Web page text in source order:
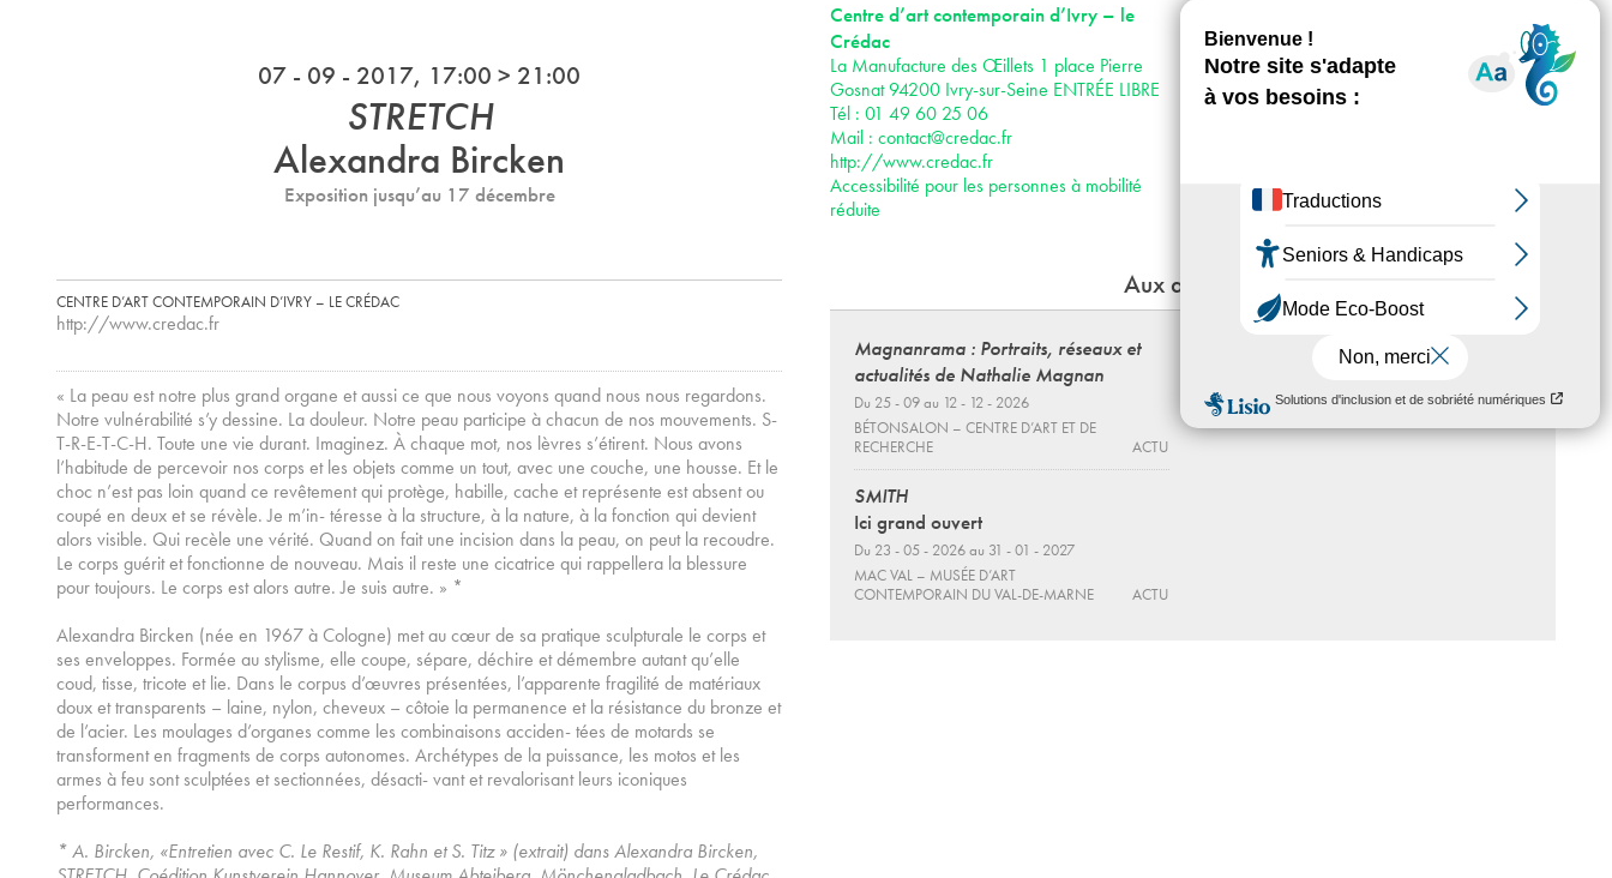
07 - 09 - 2017, 17:00 > 21:00
STRETCH
Alexandra Bircken
Exposition jusqu’au 17 décembre
CENTRE D’ART CONTEMPORAIN D’IVRY – LE CRÉDAC
http://www.credac.fr
« La peau est notre plus grand organe et aussi ce que nous voyons quand nous nous regardons.
Notre vulnérabilité s’y dessine. La douleur. Notre peau participe à chacun de nos mouvements. S-
T-R-E-T-C-H. Toute une vie durant. Imaginez. À chaque mot, nos lèvres s’étirent. Nous avons
l’habitude de percevoir nos corps et les objets comme un tout, avec une couche, une housse. Et le
choc n’est pas loin quand ce revêtement qui protège, habille, cache et représente est absent ou
coupé en deux et se révèle. Je m’in- téresse à la structure, à la nature, à la fonction qui devient
alors visible. Qui recèle une vérité. Quand on fait une incision dans la peau, on peut la recoudre.
Le corps guérit et fonctionne de nouveau. Mais il reste une cicatrice qui rappellera la blessure
pour toujours. Le corps est alors autre. Je suis autre. » *
Alexandra Bircken (née en 1967 à Cologne) met au cœur de sa pratique sculpturale le corps et
ses enveloppes. Formée au stylisme, elle coupe, sépare, déchire et démembre autant qu’elle
coud, tisse, tricote et lie. Dans le corpus d’œuvres présentées, l’apparente fragilité de matériaux
doux et transparents – laine, nylon, cheveux – côtoie la permanence et la résistance du bronze et
de l’acier. Les moulages d’organes comme les combinaisons acciden- tées de motards se
transforment en fragments de corps autonomes. Archétypes de la puissance, les motos et les
armes à feu sont sculptées et sectionnées, désacti- vant et revalorisant leurs iconiques
performances.
* A. Bircken, «Entretien avec C. Le Restif, K. Rahn et S. Titz » (extrait) dans Alexandra Bircken,
Centre d’art contemporain d’Ivry – le
Crédac
La Manufacture des Œillets 1 place Pierre
Gosnat 94200 Ivry-sur-Seine ENTRÉE LIBRE
Tél : 01 49 60 25 06
Mail : contact@credac.fr
http://www.credac.fr
Accessibilité pour les personnes à mobilité
réduite
de 14h à 18h Et le week-end de 14h à 19h
Fermé les jours fériés.
Accès :
· Métro 7
Aux alentours
Magnanrama : Portraits, réseaux et
actualités de Nathalie Magnan
Du 25 - 09 au 12 - 12 - 2026
BÉTONSALON – CENTRE D’ART ET DE
RECHERCHE
ACTU
SMITH
Ici grand ouvert
Du 23 - 05 - 2026 au 31 - 01 - 2027
MAC VAL – MUSÉE D’ART
CONTEMPORAIN DU VAL-DE-MARNE
ACTU
MAC VAL – MUSÉE D’ART
CONTEMPORAIN DU VAL-DE-MARNE